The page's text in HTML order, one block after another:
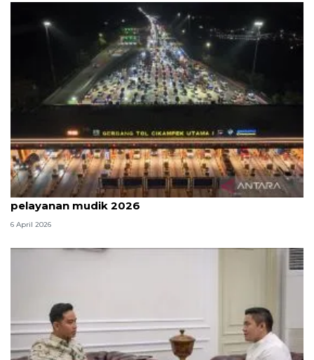
Survei: 88,8 persen responden puas dengan
pelayanan mudik 2026
6 April 2026